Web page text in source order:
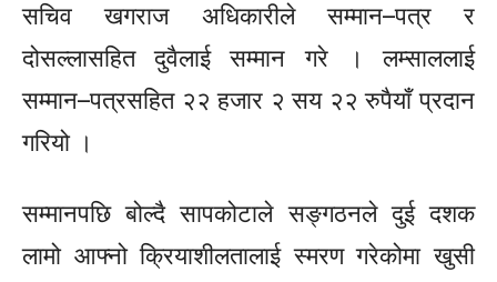
सचिव खगराज अधिकारीलेसम्मान–पत्रर
दोसल्लासहित दुवैलाई सम्मान गरे । लम्साललाई
सम्मान–पत्रसहित२२ हजार २ सय २२ रुपैयाँ प्रदान
गरियो ।
सम्मानपछिबोल्दै सापकोटाले सङ्गठनले दुई दशक
लामो आफ्नो क्रियाशीलतालाई स्मरण गरेकोमा खुसी